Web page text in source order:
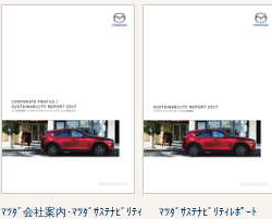
ﾏﾂﾀﾞ会社案内･ﾏﾂﾀﾞｻｽﾃﾅﾋﾞﾘﾃｨ
ﾏﾂﾀﾞｻｽﾃﾅﾋﾞﾘﾃｨﾚﾎﾟｰﾄ